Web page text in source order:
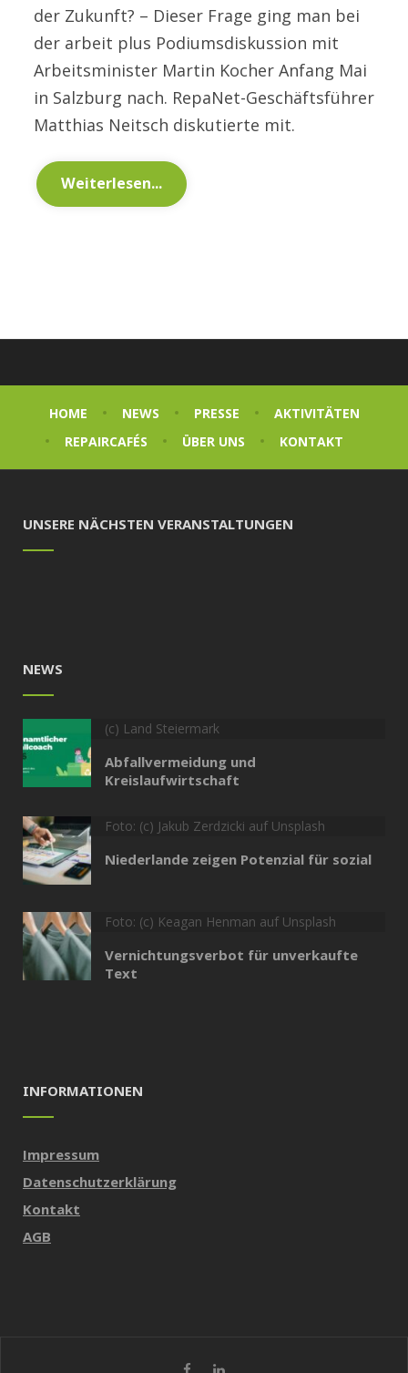
der Zukunft? – Dieser Frage ging man bei
der arbeit plus Podiumsdiskussion mit
Arbeitsminister Martin Kocher Anfang Mai
in Salzburg nach. RepaNet-Geschäftsführer
Matthias Neitsch diskutierte mit.
Weiterlesen...
HOME NEWS PRESSE
AKTIVITÄTEN
REPAIRCAFÉS
ÜBER UNS KONTAKT
UNSERE NÄCHSTEN VERANSTALTUNGEN
NEWS
(c) Land Steiermark
Abfallvermeidung und
Kreislaufwirtschaft
Foto: (c) Jakub Zerdzicki auf Unsplash
Niederlande zeigen Potenzial für sozial
Foto: (c) Keagan Henman auf Unsplash
Vernichtungsverbot für unverkaufte
Text
INFORMATIONEN
Impressum
Datenschutzerklärung
Kontakt
AGB